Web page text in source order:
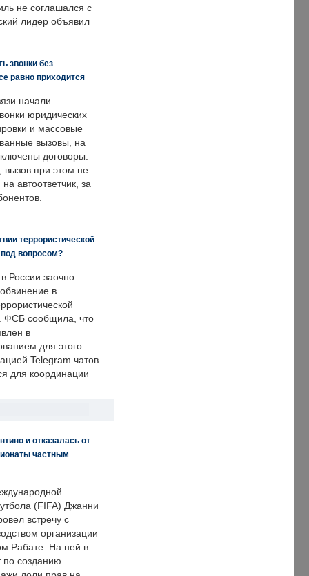
не соглашался с
лидер объявил
звонки без
равно приходится
начали
юридических
и массовые
вызовы, на
договоры.
вызов при этом не
автоответчик, за
террористической
вопросом?
России заочно
в
ФСБ сообщила, что
в
для этого
Telegram чатов
для координации
и отказалась от
частным
(FIFA) Джанни
встречу с
организации
Рабате. На ней в
по созданию